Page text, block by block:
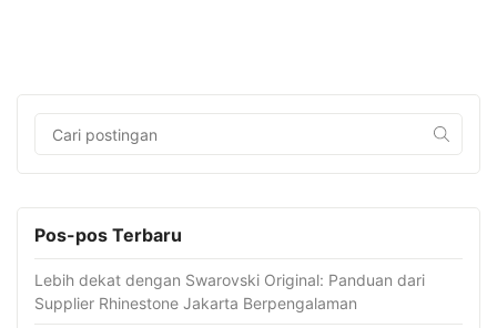
Pos-pos Terbaru
Lebih dekat dengan Swarovski Original: Panduan dari
Supplier Rhinestone Jakarta Berpengalaman